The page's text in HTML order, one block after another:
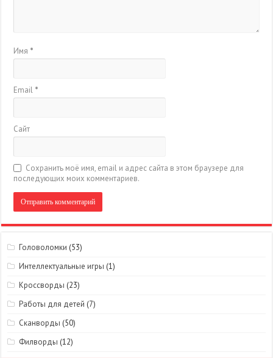
Имя *
Email *
Сайт
Сохранить моё имя, email и адрес сайта в этом браузере для
последующих моих комментариев.
Головоломки (53)
Интеллектуальные игры (1)
Кроссворды (23)
Работы для детей (7)
Сканворды (50)
Филворды (12)